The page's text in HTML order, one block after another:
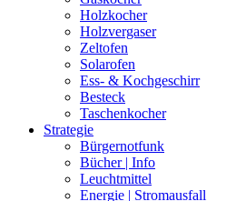
Holzkocher
Holzvergaser
Zeltofen
Solarofen
Ess- & Kochgeschirr
Besteck
Taschenkocher
Strategie
Bürgernotfunk
Bücher | Info
Leuchtmittel
Energie | Stromausfall